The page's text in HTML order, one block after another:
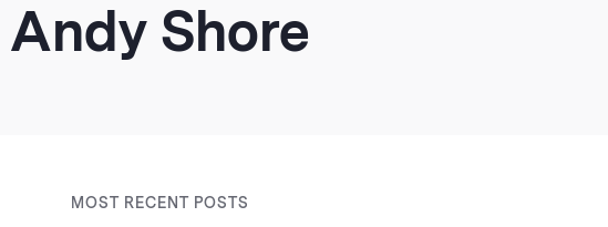
Andy Shore
MOST RECENT POSTS